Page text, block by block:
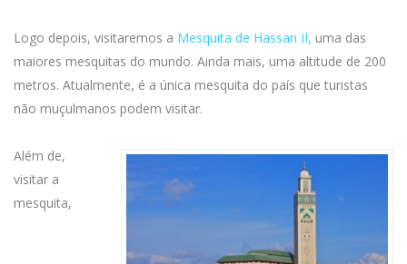
Logo depois, visitaremos a Mesquita de Hassan II, uma das
maiores mesquitas do mundo. Ainda mais, uma altitude de 200
metros. Atualmente, é a única mesquita do país que turistas
não muçulmanos podem visitar.
Além de,
visitar a
mesquita,